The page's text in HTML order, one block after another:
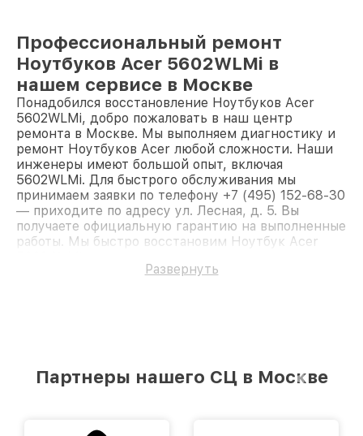
Профессиональный ремонт
Ноутбуков Acer 5602WLMi в
нашем сервисе в Москве
Понадобился восстановление Ноутбуков Acer
5602WLMi, добро пожаловать в наш центр
ремонта в Москве. Мы выполняем диагностику и
ремонт Ноутбуков Acer любой сложности. Наши
инженеры имеют большой опыт, включая
5602WLMi. Для быстрого обслуживания мы
принимаем заявки по телефону +7 (495) 152-68-30
— приходите по адресу ул. Лесная, д. 5. Вы
получаете официальную гарантию на выполненные
работы. Мы быстро восстановим Ноутбук Acer
Развернуть
Партнеры нашего СЦ в Москве